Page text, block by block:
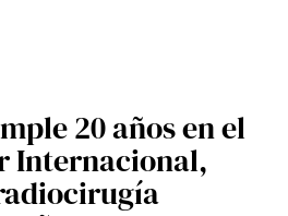
20 años en el
Internacional,